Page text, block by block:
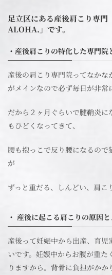
足立区にある産後肩こり専
ALOHA.」です。
・産後肩こりの特化した専門院
産後の肩こり専門院ってなか
がメインなので必ず毎日が非常
だから２ヶ月ぐらいで腱鞘炎に
もひどくなってきて、
腰も抱っこで反り腰になるので
が
ずっと重だる、しんどい、肩こ
・ 産後に起こる肩こりの原因
産後って妊娠中から出産、育
いです。妊娠中からお腹が重
りますから。背骨に負担がか